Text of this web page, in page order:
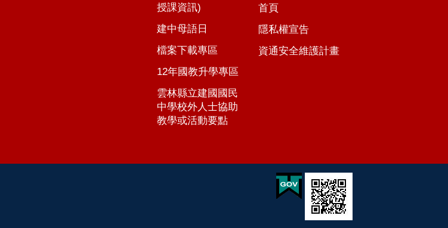
授課資訊)
建中母語日
檔案下載專區
12年國教升學專區
雲林縣立建國國民
中學校外人士協助
教學或活動要點
首頁
隱私權宣告
資通安全維護計畫